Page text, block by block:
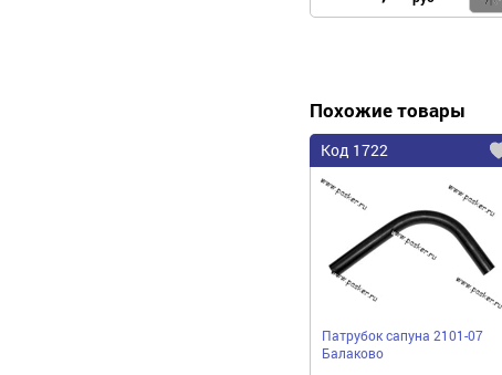
Похожие товары
Код 1722
Патрубок сапуна 2101-07
Балаково